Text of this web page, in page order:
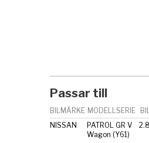
Passar till
BILMÄRKE MODELLSERIE
NISSAN
PATROL GR V
Wagon (Y61)